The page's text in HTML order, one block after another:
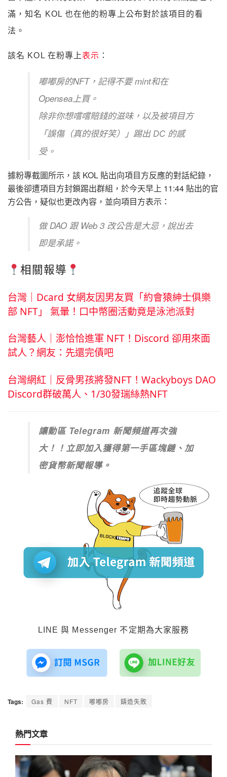
滿，知名 KOL 也在他的粉專上公布對於該項目的看
法。
該名 KOL 在粉專上表示 ：
嘟嘟房的NFT，記得不要 mint和在
Opensea上買。
除非你想嚐嚐賠錢的滋味，以及被項目方
「誤傷（真的很好笑）」踢出 DC 的感
受。
據粉專截圖所示，該 KOL 貼出向項目方反應的對話紀錄，
最後卻遭項目方封鎖踢出群組，於今天早上 11:44 貼出的官
方公告，疑似也更改內容，並向項目方表示：
做 DAO 跟 Web 3 改公告是大忌，說出去
即是承諾。
相關報導
台灣｜Dcard 女網友因男友買「約會猿紳士俱樂
部 NFT」 氣暈！口中幣圈活動竟是泳池派對
台灣藝人｜澎恰恰進軍 NFT！Discord 卻用來面
試人？網友：先還完債吧
台灣網紅｜反骨男孩將發NFT！Wackyboys DAO
Discord群破萬人、1/30發瑞絲熱NFT
讓動區 Telegram 新聞頻道再次強
大！！立即加入獲得第一手區塊鏈、加
密貨幣新聞報導。
LINE 與 Messenger 不定期為大家服務
Tags: Gas 費 NFT 嘟嘟房 鑄造失敗
熱門文章